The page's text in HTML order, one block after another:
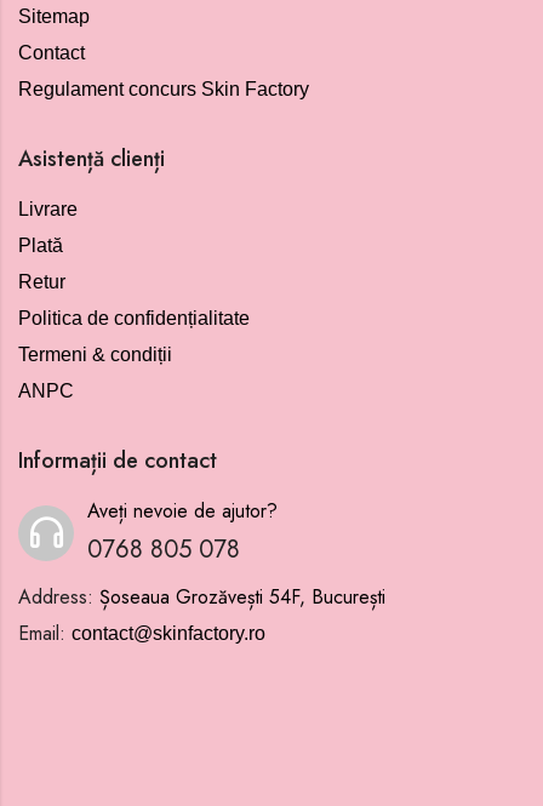
Sitemap
Contact
Regulament concurs Skin Factory
Asistență clienți
Livrare
Plată
Retur
Politica de confidențialitate
Termeni & condiții
ANPC
Informații de contact
Aveți nevoie de ajutor?
0768 805 078
Address: Șoseaua Grozăvești 54F, București
Email: contact@skinfactory.ro